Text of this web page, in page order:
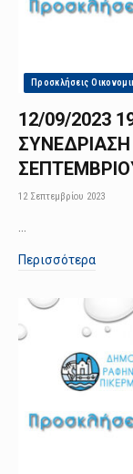
Προσκλήσεις
12/09/2023
12 Σεπτεμβρίου 2023
Περισσότερα